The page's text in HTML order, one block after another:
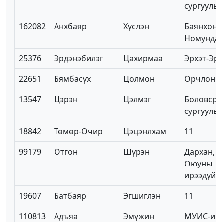
сургууль
162082
Анхбаяр Хүслэн
25376
Эрдэнэбилэг Цахирмаа
Эрхэт-
22651
Бямбасүх Цолмон
Орчлон
13547
Цэрэн Цэлмэг
сургууль
18842
Төмөр-Очир Цэцэнлхам
11
99179
Отгон Шүрэн
Дархан,
Оюуны
ирээдүй
19607
Батбаяр Эгшиглэн
11
110813
Адъяа Эмүжин
МУИС-